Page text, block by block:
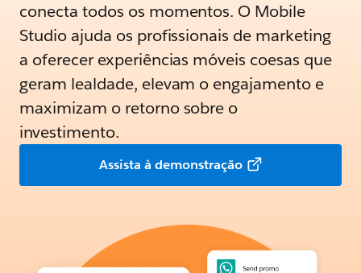
conecta todos os momentos. O Mobile
Studio ajuda os profissionais de marketing
a oferecer experiências móveis coesas que
geram lealdade, elevam o engajamento e
maximizam o retorno sobre o
investimento.
Assista à demonstração